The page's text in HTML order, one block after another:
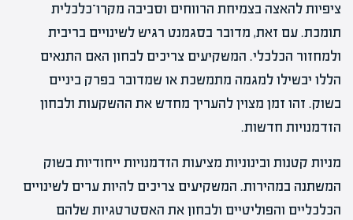
ציפיות להאצה בצמיחת הרווחים וסביבה מקרו־כלכלית
תומכת. עם זאת, מדובר בסגמנט רגיש לשינויים בריבית
ולמחזור הכלכלי. המשקיעים צריכים לבחון האם התנאים
הללו יבשילו למגמה מתמשכת או שמדובר בפרק ביניים
בשוק. זהו זמן מצוין להעריך מחדש את ההשקעות ולבחון
הזדמנויות חדשות.
מניות קטנות ובינוניות מציעות הזדמנויות ייחודיות בשוק
המשתנה במהירות. המשקיעים צריכים להיות ערים לשינויים
הכלכליים והפוליטיים ולבחון את האסטרטגיות שלהם